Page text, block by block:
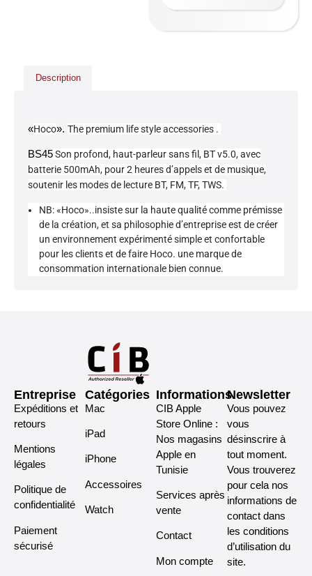
Description
«Hoco». The premium life style accessories .
BS45Son profond, haut-parleur sans fil, BT v5.0, avec
batterie 500mAh, pour 2 heures d’appels et de musique,
soutenir les modes de lecture BT, FM, TF, TWS.
NB: «Hoco»..insiste sur la haute qualité comme prémisse
de la création, et sa philosophie d’entreprise est de créer
un environnement expérimenté simple et confortable
pour les clients et de faire Hoco. une marque de
consommation internationale bien connue.
Entreprise
Expéditions et
retours
Mentions
légales
Politique de
confidentialité
Paiement
sécurisé
Catégories
Mac
iPad
iPhone
Accessoires
Watch
Informations
CIB Apple
Store Online :
Nos magasins
Apple en
Tunisie
Services après
vente
Contact
Mon compte
Newsletter
Vous pouvez
vous
désinscrire à
tout moment.
Vous trouverez
pour cela nos
informations de
contact dans
les conditions
d’utilisation du
site.